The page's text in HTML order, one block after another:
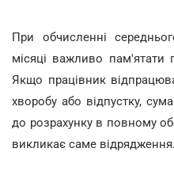
При обчисленні
місяці важливо пам'ятати
Якщо працівник
хворобу або відпустку,
до розрахунку в повному
викликає саме відрядження.